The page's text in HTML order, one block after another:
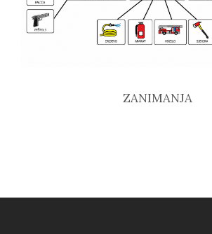
ZANIMANJA